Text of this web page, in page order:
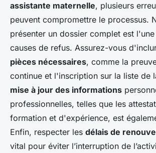
assistante maternelle, plusieurs
peuvent compromettre le processus.
présenter un dossier complet est
causes de refus. Assurez-vous
pièces nécessaires, comme la
continue et l'inscription sur la liste de
mise à jour des informations
professionnelles, telles que les
formation et d'expérience, est
Enfin, respecter les délais de
vital pour éviter l’interruption de